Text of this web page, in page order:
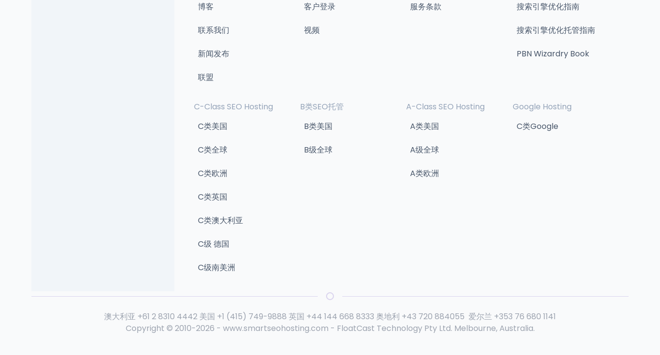
博客
联系我们
新闻发布
联盟
客户登录
视频
服务条款 搜索引擎优化指南
搜索引擎优化托管指南
PBN Wizardry Book
C-Class SEO Hosting
C类美国
C类全球
C类欧洲
C类英国
C类澳大利亚
C级 德国
C级南美洲
B类SEO托管
B类美国
B级全球
A-Class SEO Hosting
A类美国
A级全球
A类欧洲
Google Hosting
C类Google
澳大利亚 +61 2 8310 4442 美国 +1 (415) 749-9888 英国 +44 144 668 8333 奥地利 +43 720 884055 爱尔兰 +353 76 680 1141
Copyright © 2010-2026 - www.smartseohosting.com - FloatCast Technology Pty Ltd. Melbourne, Australia.